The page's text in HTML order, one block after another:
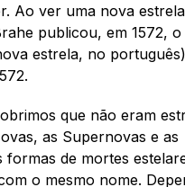
Ao ver uma nova
publicou, em 1572, o
estrela, no
que não eram
as Supernovas e as
formas de mortes
o mesmo nome.